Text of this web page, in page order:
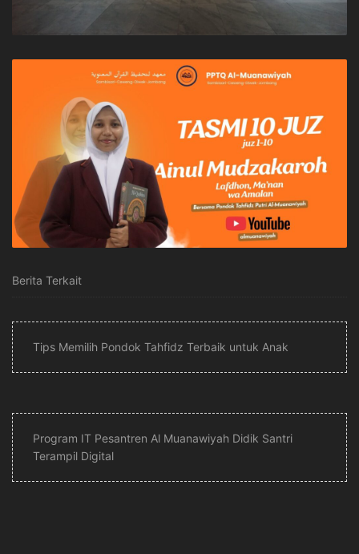
Berita Terkait
Tips Memilih Pondok Tahfidz Terbaik untuk Anak
Program IT Pesantren Al Muanawiyah Didik Santri
Terampil Digital